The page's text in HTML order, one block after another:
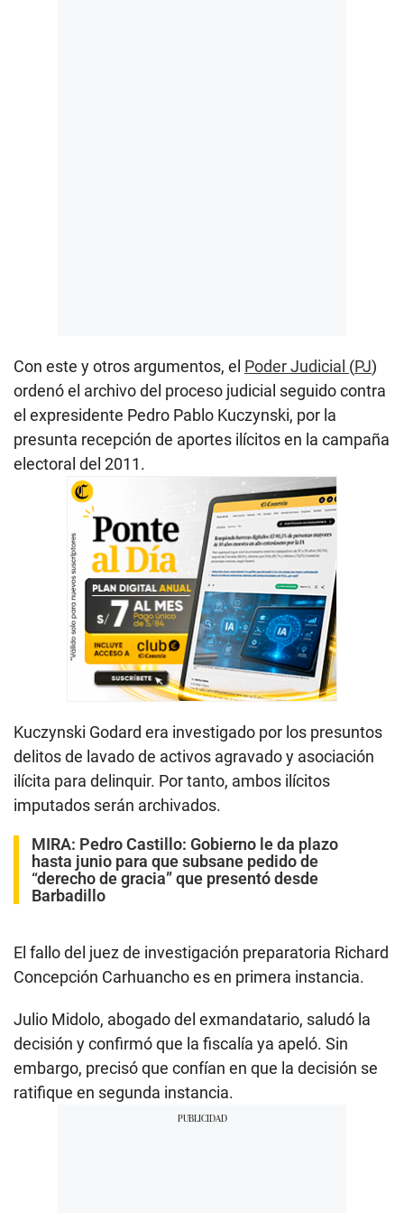
Con este y otros argumentos, el Poder Judicial (PJ)
ordenó el archivo del proceso judicial seguido contra
el expresidente Pedro Pablo Kuczynski, por la
presunta recepción de aportes ilícitos en la campaña
electoral del 2011.
Kuczynski Godard era investigado por los presuntos
delitos de lavado de activos agravado y asociación
ilícita para delinquir. Por tanto, ambos ilícitos
imputados serán archivados.
MIRA: Pedro Castillo: Gobierno le da plazo
hasta junio para que subsane pedido de
“derecho de gracia” que presentó desde
Barbadillo
El fallo del juez de investigación preparatoria Richard
Concepción Carhuancho es en primera instancia.
Julio Midolo, abogado del exmandatario, saludó la
decisión y confirmó que la fiscalía ya apeló. Sin
embargo, precisó que confían en que la decisión se
ratifique en segunda instancia.